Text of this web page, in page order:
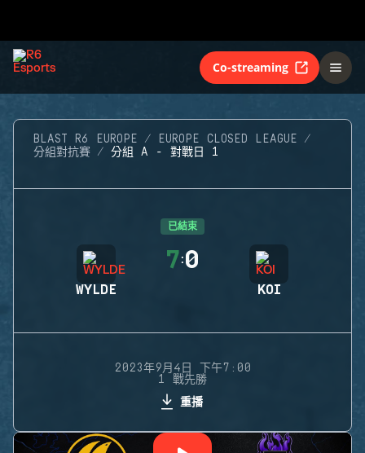
Co-streaming
BLAST R6 EUROPE
EUROPE CLOSED LEAGUE
分組對抗賽
分組 A - 對戰日 1
已結束
WYLDE
7:0
KOI
2023年9月4日 下午7:00
1 戰先勝
重播